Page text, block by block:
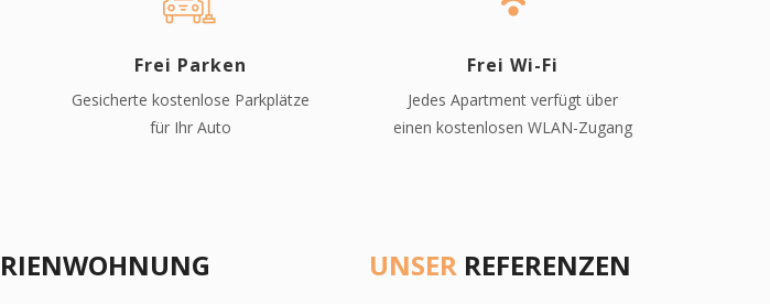
Frei Parken
Gesicherte kostenlose Parkplätze
für Ihr Auto
Frei Wi-Fi
Jedes Apartment verfügt über
einen kostenlosen WLAN-Zugang
UNSERREFERENZEN